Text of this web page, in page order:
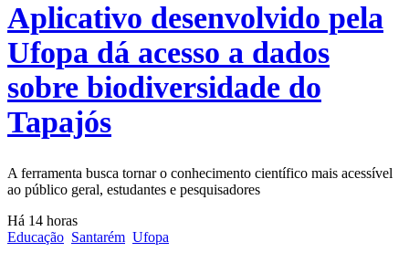
Aplicativo desenvolvido pela
Ufopa dá acesso a dados
sobre biodiversidade do
Tapajós
A ferramenta busca tornar o conhecimento científico mais acessível
ao público geral, estudantes e pesquisadores
Há 14 horas
Educação Santarém Ufopa